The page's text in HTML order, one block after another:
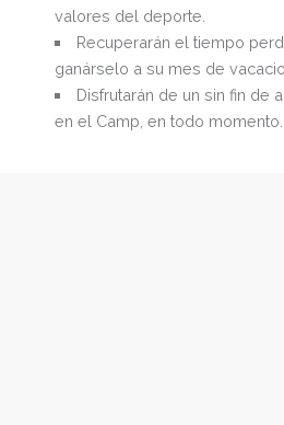
valores del deporte.
Recuperarán el tiempo
ganárselo a su mes de
Disfrutarán de un sin fin de
en el Camp, en todo momento.